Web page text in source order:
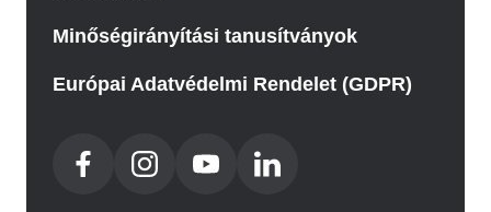
Minőségirányítási tanusítványok
Európai Adatvédelmi Rendelet (GDPR)